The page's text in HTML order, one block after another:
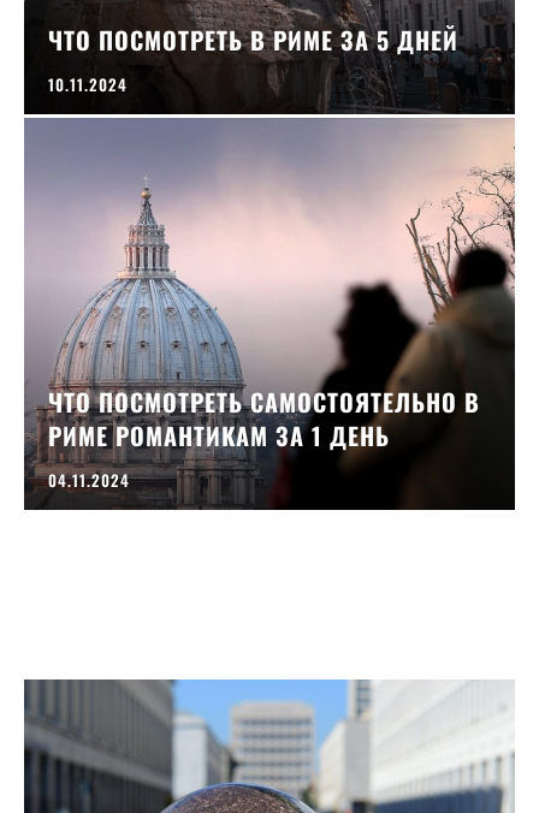
ЧТО ПОСМОТРЕТЬ В РИМЕ ЗА 5 ДНЕЙ
10.11.2024
ЧТО ПОСМОТРЕТЬ САМОСТОЯТЕЛЬНО В
РИМЕ РОМАНТИКАМ ЗА 1 ДЕНЬ
04.11.2024